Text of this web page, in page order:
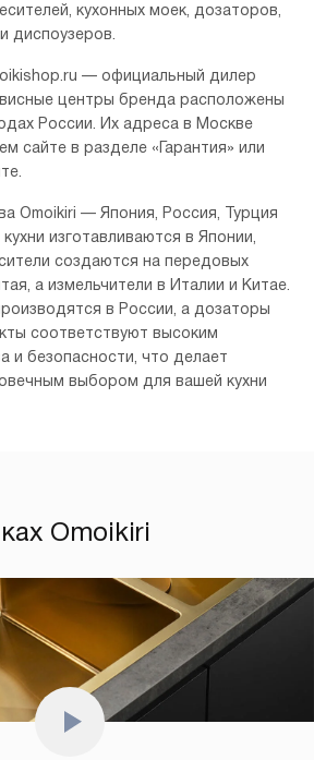
кухонных моек, дозаторов,
диспоузеров.
— официальный дилер
центры бренда расположены
России. Их адреса в Москве
сайте в разделе «Гарантия» или
Omoikiri — Япония, Россия, Турция
изготавливаются в Японии,
создаются на передовых
а измельчители в Италии и Китае.
в России, а дозаторы
соответствуют высоким
и безопасности, что делает
выбором для вашей кухни
Omoikiri